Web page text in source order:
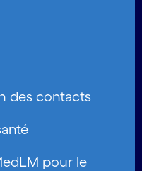
des contacts
pour le